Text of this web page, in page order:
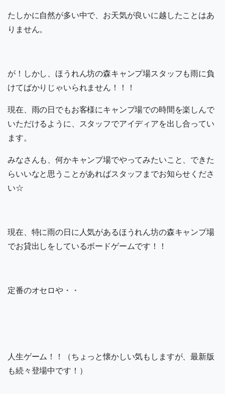
たしかに自然が多い中で、お天気が良いに越したことはあ
りません。
が！しかし、ほうれん坊の森キャンプ場スタッフも雨に負
けてばかりじゃいられません！！！
現在、雨の日でもお客様にキャンプ場での時間を楽しんで
いただけるように、スタッフでアイディアを出し合ってい
ます。
みなさんも、何かキャンプ場でやってみたいこと、できた
らいいなと思うことがあればスタッフまでお知らせくださ
い☆
現在、特に雨の日に人気があるほうれん坊の森キャンプ場
でお貸出しをしているボードゲームです！！
定番のオセロや・・
人生ゲーム！！（ちょっと懐かしい気もしますが、最新版
も続々登場中です！）